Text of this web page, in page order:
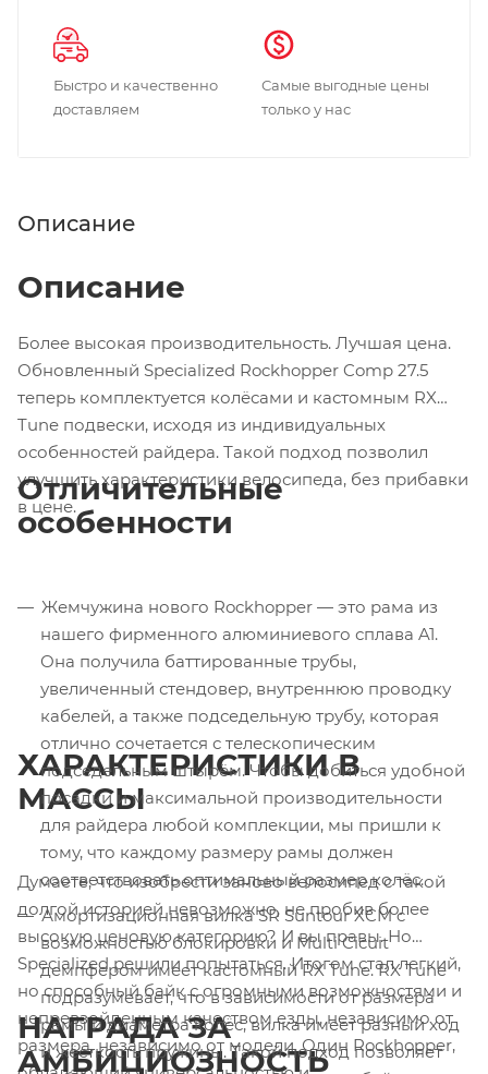
Быстро и качественно
доставляем
Самые выгодные цены
только у нас
Описание
Описание
Более высокая производительность. Лучшая цена.
Обновленный Specialized Rockhopper Comp 27.5
теперь комплектуется колёсами и кастомным RX
Tune подвески, исходя из индивидуальных
особенностей райдера. Такой подход позволил
улучшить характеристики велосипеда, без прибавки
в цене.
Отличительные
особенности
Жемчужина нового Rockhopper — это рама из
нашего фирменного алюминиевого сплава A1.
Она получила баттированные трубы,
увеличенный стендовер, внутреннюю проводку
кабелей, а также подседельную трубу, которая
отлично сочетается с телескопическим
подседельным штырём. Чтобы добиться удобной
посадки и максимальной производительности
для райдера любой комплекции, мы пришли к
тому, что каждому размеру рамы должен
соответствовать оптимальный размер колёс.
Амортизационная вилка SR Suntour XCM c
возможностью блокировки и Multi Cicuit
демпфером имеет кастомный RX Tune. RX Tune
подразумевает, что в зависимости от размера
рамы и диаметра колёс, вилка имеет разный ход
и жёсткость пружины. Такой подход позволяет
ХАРАКТЕРИСТИКИ В
МАССЫ
Думаете, что изобрести заново велосипед с такой
долгой историей невозможно, не пробив более
высокую ценовую категорию? И вы правы. Но
Specialized решили попытаться. Итогом стал легкий,
но способный байк с огромными возможностями и
непревзойденным качеством езды, независимо от
размера, независимо от модели. Один Rockhopper,
НАГРАДА ЗА
АМБИЦИОЗНОСТЬ